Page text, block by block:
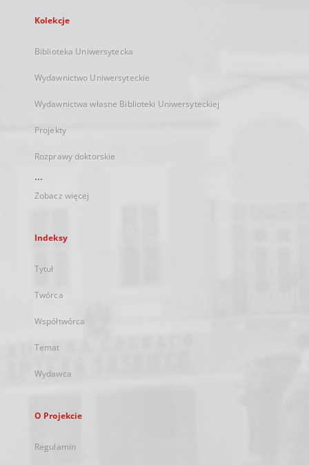
Kolekcje
Biblioteka Uniwersytecka
Wydawnictwo Uniwersyteckie
Wydawnictwa własne Biblioteki Uniwersyteckiej
Projekty
Rozprawy doktorskie
...
Zobacz więcej
Indeksy
Tytuł
Twórca
Współtwórca
Temat
Wydawca
O Projekcie
Regulamin